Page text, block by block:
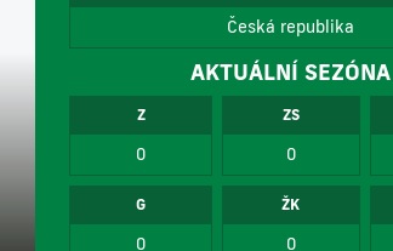
Česká republika
AKTUÁLNÍ SEZÓNA
Z
0
ZS
0
G
0
ŽK
0